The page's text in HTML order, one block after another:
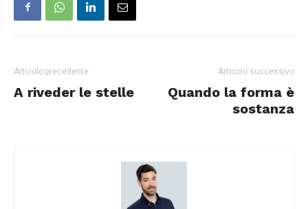
Articolo precedente
A riveder le stelle
Articolo successivo
Quando la forma è
sostanza